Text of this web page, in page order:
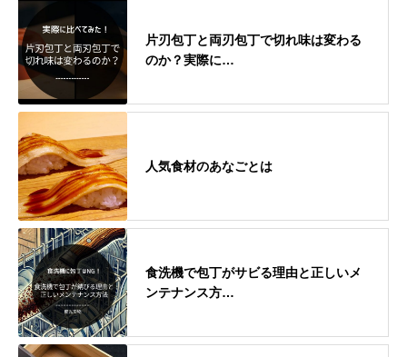
片刃包丁と両刃包丁で切れ味は変わる
のか？実際に…
人気食材のあなごとは
食洗機で包丁がサビる理由と正しいメ
ンテナンス方…